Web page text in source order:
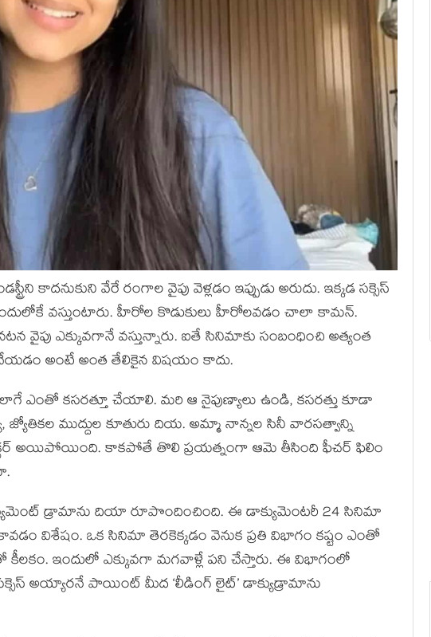
కాదనుకుని వేరే రంగాల వైపు వెళ్లడం ఇప్పుడు అరుదు. ఇక్కడ సక్సెస్
వస్తుంటారు. హీరోల కొడుకులు హీరోలవడం చాలా కామన్.
వైపు ఎక్కువగానే వస్తున్నారు. ఐతే సినిమాకు సంబంధించి అత్యంత
అంటే అంత తేలికైన విషయం కాదు.
ఎంతో కసరత్తూ చేయాలి. మరి ఆ నైపుణ్యాలు ఉండి, కసరత్తు కూడా
జ్యోతికల ముద్దుల కూతురు దియ. అమ్మా నాన్నల సినీ వారసత్వాన్ని
అయిపోయింది. కాకపోతే తొలి ప్రయత్నంగా ఆమె తీసింది ఫీచర్ ఫిలిం
డ్రామాను దియా రూపొందించింది. ఈ డాక్యుమెంటరీ 24 సినిమా
కావడం విశేషం. ఒక సినిమా తెరకెక్కడం వెనుక ప్రతి విభాగం కష్టం ఎంతో
కీలకం. ఇందులో ఎక్కువగా మగవాళ్లే పని చేస్తారు. ఈ విభాగంలో
సక్సెస్ అయ్యారనే పాయింట్ మీద ‘లీడింగ్ లైట్’ డాక్యుడ్రామాను